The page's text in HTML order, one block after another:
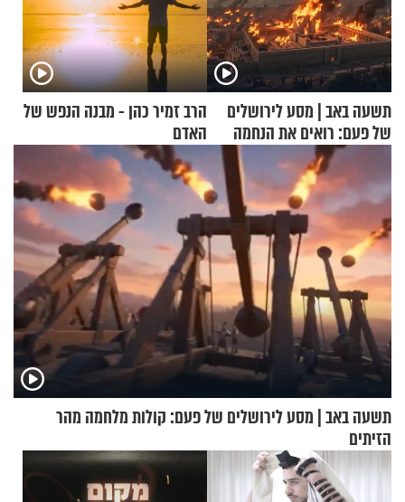
תשעה באב | מסע לירושלים
של פעם: רואים את הנחמה
הרב זמיר כהן - מבנה הנפש של
האדם
תשעה באב | מסע לירושלים של פעם: קולות מלחמה מהר
הזיתים